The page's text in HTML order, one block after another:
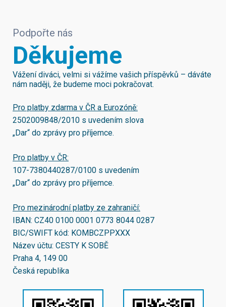
Podpořte nás
Děkujeme
Vážení diváci, velmi si vážíme vašich příspěvků – dáváte
nám naději, že budeme moci pokračovat.
Pro platby zdarma v ČR a Eurozóně:
2502009848/2010 s uvedením slova
„Dar“ do zprávy pro příjemce.
Pro platby v ČR:
107-7380440287/0100 s uvedením
„Dar“ do zprávy pro příjemce.
Pro mezinárodní platby ze zahraničí:
IBAN: CZ40 0100 0001 0773 8044 0287
BIC/SWIFT kód: KOMBCZPPXXX
Název účtu: CESTY K SOBĚ
Praha 4, 149 00
Česká republika